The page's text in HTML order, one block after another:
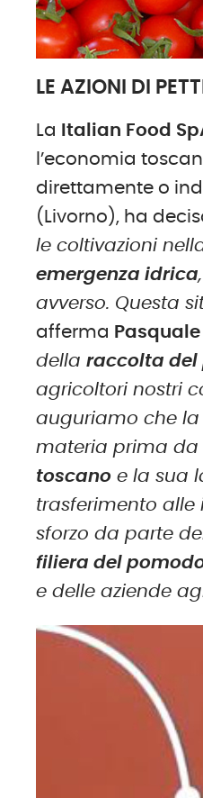
LE AZIONI DI PETTI
La Italian Food
l’economia
direttamente o
(Livorno), ha
le coltivazioni
emergenza idrica
avverso. Questa
afferma
dellaraccolta del
agricoltori nostri
auguriamo che la
materia prima da
toscano e la sua
trasferimento alle
sforzo da parte
filiera del
e delle aziende